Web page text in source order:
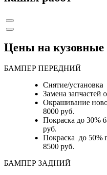
Цены на кузовные
БАМПЕР ПЕРЕДНИЙ
Снятие/установка
Замена запчастей
Окрашивание
8000 руб.
Покраска до 30%
руб.
Покраска до 50%
8500 руб.
БАМПЕР ЗАДНИЙ